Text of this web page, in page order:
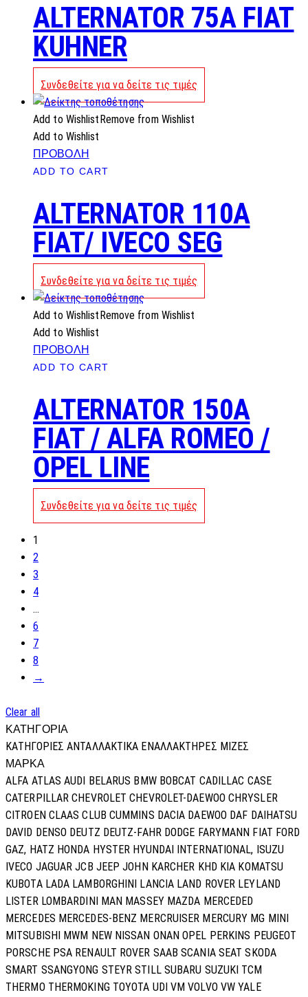
ALTERNATOR 75A FIAT
KUHNER
Συνδεθείτε για να δείτε τις τιμές
Add to WishlistRemove from Wishlist
Add to Wishlist
ΠΡΟΒΟΛΗ
ADD TO CART
ALTERNATOR 110A
FIAT/ IVECO SEG
Συνδεθείτε για να δείτε τις τιμές
Add to WishlistRemove from Wishlist
Add to Wishlist
ΠΡΟΒΟΛΗ
ADD TO CART
ALTERNATOR 150A
FIAT / ALFA ROMEO /
OPEL LINE
Συνδεθείτε για να δείτε τις τιμές
1
2
3
4
…
6
7
8
→
Clear all
ΚΑΤΗΓΟΡΙΑ
ΚΑΤΗΓΟΡΊΕΣ ΑΝΤΑΛΛΑΚΤΙΚΑ ΕΝΑΛΛΑΚΤΗΡΕΣ ΜΙΖΕΣ
ΜΑΡΚΑ
ALFA ATLAS AUDI BELARUS BMW BOBCAT CADILLAC CASE
CATERPILLAR CHEVROLET CHEVROLET-DAEWOO CHRYSLER
CITROEN CLAAS CLUB CUMMINS DACIA DAEWOO DAF DAIHATSU
DAVID DENSO DEUTZ DEUTZ-FAHR DODGE FARYMANN FIAT FORD
GAZ, HATZ HONDA HYSTER HYUNDAI INTERNATIONAL, ISUZU
IVECO JAGUAR JCB JEEP JOHN KARCHER KHD KIA KOMATSU
KUBOTA LADA LAMBORGHINI LANCIA LAND ROVER LEYLAND
LISTER LOMBARDINI MAN MASSEY MAZDA MERCEDED
MERCEDES MERCEDES-BENZ MERCRUISER MERCURY MG MINI
MITSUBISHI MWM NEW NISSAN ONAN OPEL PERKINS PEUGEOT
PORSCHE PSA RENAULT ROVER SAAB SCANIA SEAT SKODA
SMART SSANGYONG STEYR STILL SUBARU SUZUKI TCM
THERMO THERMOKING TOYOTA UDI VM VOLVO VW YALE